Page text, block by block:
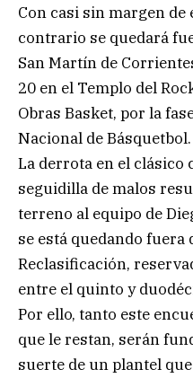
Con casi sin margen de
contrario se quedará
San Martín de
20 en el Templo del
Obras Basket, por la
Nacional de Básquetbol.
La derrota en el clásico
seguidilla de malos
terreno al equipo de
se está quedando fuera
Reclasificación,
entre el quinto y
Por ello, tanto este
que le restan, serán
suerte de un plantel